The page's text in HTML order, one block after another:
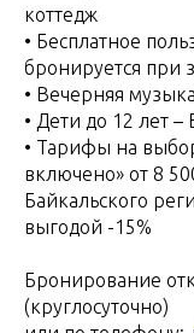
коттедж
• Бесплатное
бронируется при
• Вечерняя
• Дети до 12 лет
• Тарифы на
включено» от 8
Байкальского
выгодой -15%
Бронирование
(круглосуточно)